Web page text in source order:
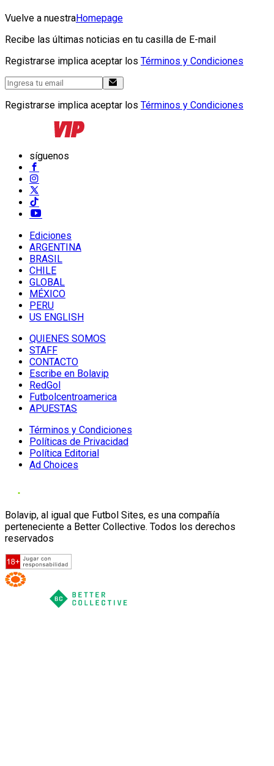
Vuelve a nuestraHomepage
Recibe las últimas noticias en tu casilla de E-mail
Registrarse implica aceptar los Términos y Condiciones
Registrarse implica aceptar los Términos y Condiciones
síguenos
Ediciones
ARGENTINA
BRASIL
CHILE
GLOBAL
MÉXICO
PERU
US ENGLISH
QUIENES SOMOS
STAFF
CONTACTO
Escribe en Bolavip
RedGol
Futbolcentroamerica
APUESTAS
Términos y Condiciones
Políticas de Privacidad
Política Editorial
Ad Choices
Bolavip, al igual que Futbol Sites, es una compañía
perteneciente a Better Collective. Todos los derechos
reservados